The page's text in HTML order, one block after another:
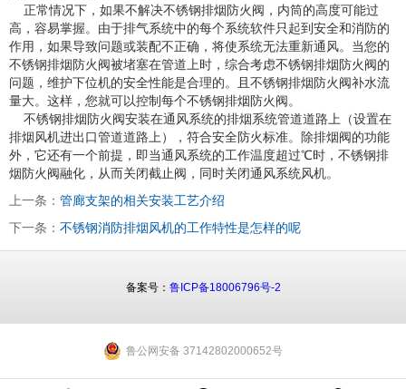
正常情况下，如果不解决不锈钢排烟防火阀，内筒的高度可能过
高，容易掌握。由于排气系统中的每个系统软件只起到安全和消防的
作用，如果导致问题或装配不正确，将使系统无法重新通风。当您的
不锈钢排烟防火阀被堵塞在管道上时，综合考虑不锈钢排烟防火阀的
问题，维护下位机的安全性能是合理的。且不锈钢排烟防火阀补水流
量大。这样，您就可以控制每个不锈钢排烟防火阀。
不锈钢排烟防火阀安装在通风系统的排烟系统管道道路上（设置在
排烟风机进出口管道道路上），符合安全防火标准。除排烟阀的功能
外，它还有一个前提，即当通风系统的工作温度超过℃时，不锈钢排
烟防火阀融化，从而关闭截止阀，同时关闭通风系统风机。
上一条： 管廊支架的相关安装工艺介绍
下一条： 不锈钢消防排烟风机的工作特性是怎样的呢
备案号： 鲁ICP备18006796号-2
鲁公网安备 37142802000652号